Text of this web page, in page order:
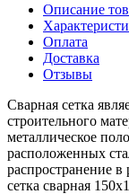
Описание
Оплата
Доставка
Отзывы
Сварная сетка
строительного
металлическое
расположенных
распространение в
сетка сварная